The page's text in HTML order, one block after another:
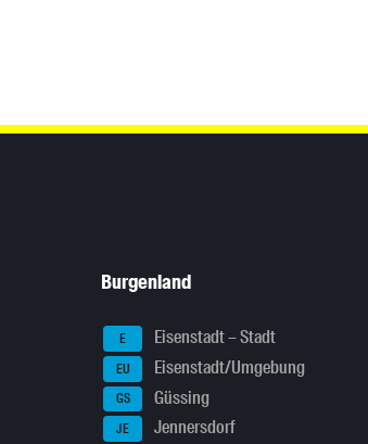
Burgenland
E Eisenstadt – Stadt
EU Eisenstadt/Umgebung
GS Güssing
JE Jennersdorf